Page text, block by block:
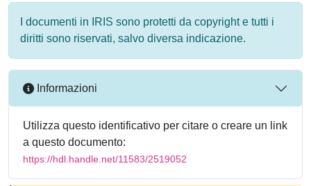
I documenti in IRIS sono protetti da copyright e tutti i
diritti sono riservati, salvo diversa indicazione.
Informazioni
Utilizza questo identificativo per citare o creare un link
a questo documento:
https://hdl.handle.net/11583/2519052